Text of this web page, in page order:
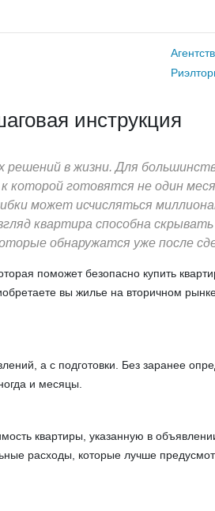
инструкция
в жизни. Для
которой готовятся не один
может исчисляться
квартира способна скрывать
обнаружатся уже после
поможет безопасно купить
вы жилье на вторичном
а с подготовки. Без заранее
и месяцы.
квартиры, указанную в
расходы, которые лучше